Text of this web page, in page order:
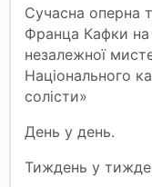
Сучасна оперна
Франца Кафки на
незалежної
Національного
солісти»
День у день.
Тиждень у